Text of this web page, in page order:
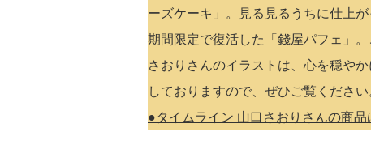
ーズケーキ」。見る見るうちに仕上
期間限定で復活した「錢屋パフェ」
さおりさんのイラストは、心を穏や
しておりますので、ぜひご覧ください
●タイムライン 山口さおりさんの商品